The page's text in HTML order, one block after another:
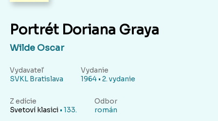
Portrét Doriana Graya
Wilde Oscar
Vydavateľ
SVKL Bratislava
Vydanie
1964 • 2. vydanie
Z edície
Svetoví klasici • 133.
Odbor
román